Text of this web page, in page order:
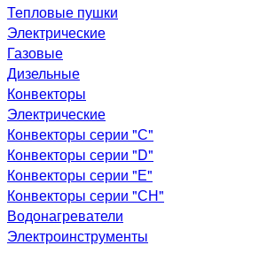
Тепловые пушки
Электрические
Газовые
Дизельные
Конвекторы
Электрические
Конвекторы серии "С"
Конвекторы серии "D"
Конвекторы серии "Е"
Конвекторы серии "СН"
Водонагреватели
Электроинструменты